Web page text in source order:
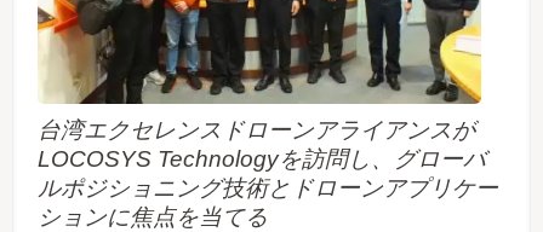
台湾エクセレンスドローンアライアンスが
LOCOSYS Technologyを訪問し、グローバ
ルポジショニング技術とドローンアプリケー
ションに焦点を当てる